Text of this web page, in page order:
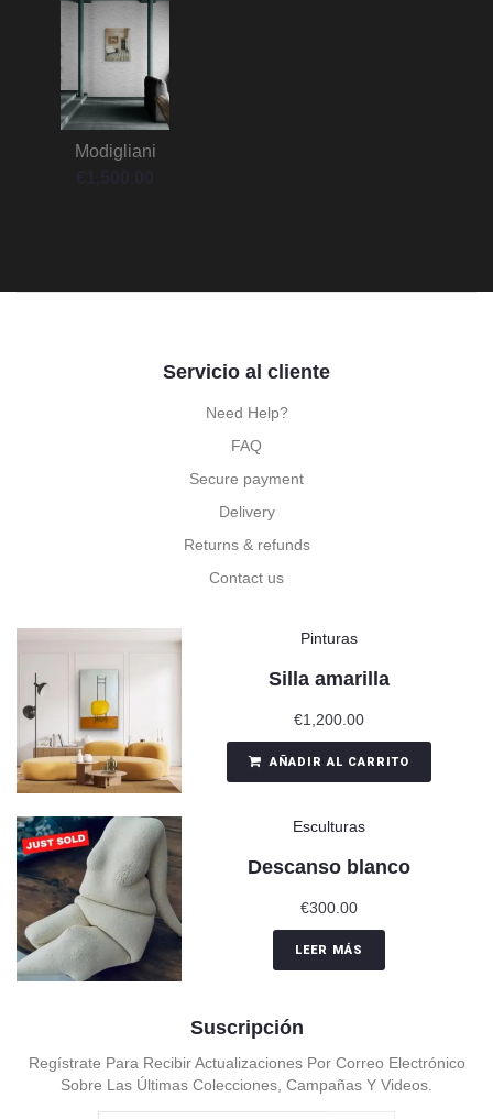
Modigliani
Servicio al cliente
Need Help?
FAQ
Secure payment
Delivery
Returns & refunds
Contact us
Pinturas
Silla amarilla
€1,200.00
AÑADIR AL CARRITO
Esculturas
Descanso blanco
€300.00
LEER MÁS
Suscripción
Regístrate Para Recibir Actualizaciones Por Correo Electrónico
Sobre Las Últimas Colecciones, Campañas Y Videos.